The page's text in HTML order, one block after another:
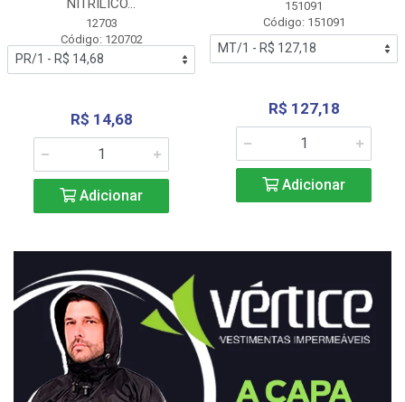
NITRÍLICO...
12703
Código: 120702
R$ 14,68
Adicionar
151091
Código: 151091
R$ 127,18
Adicionar